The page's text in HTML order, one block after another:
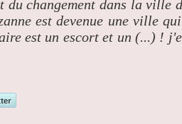
changement dans la ville
est devenue une ville
est un escort et un (...) !